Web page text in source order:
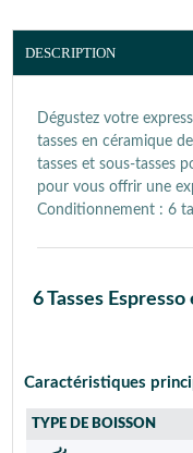
DESCRIPTION
Dégustez votre
tasses en céramique
tasses et sous-tasses
pour vous offrir une
Conditionnement : 6
6 Tasses
Caractéristiques
TYPE DE BOISSON